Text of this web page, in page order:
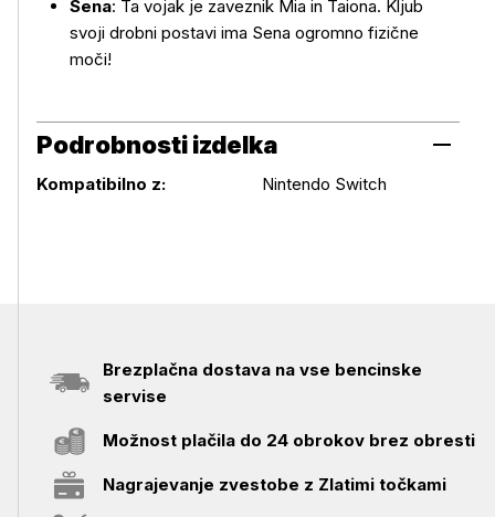
Sena: Ta vojak je zaveznik Mia in Taiona. Kljub
svoji drobni postavi ima Sena ogromno fizične
moči!
Podrobnosti izdelka
Podrobnosti izdelka
Kompatibilno z: Nintendo Switch
Brezplačna dostava na vse bencinske
servise
Možnost plačila do 24 obrokov brez obresti
Nagrajevanje zvestobe z Zlatimi točkami